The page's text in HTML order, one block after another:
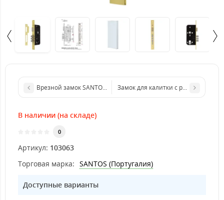
Врезной замок SANTOS 731 1-WAY DIN PB UNIV SP
Замок для калитки с ручкой Арико
В наличии (на складе)
0
Артикул: 103063
Торговая марка: SANTOS (Португалия)
Доступные варианты